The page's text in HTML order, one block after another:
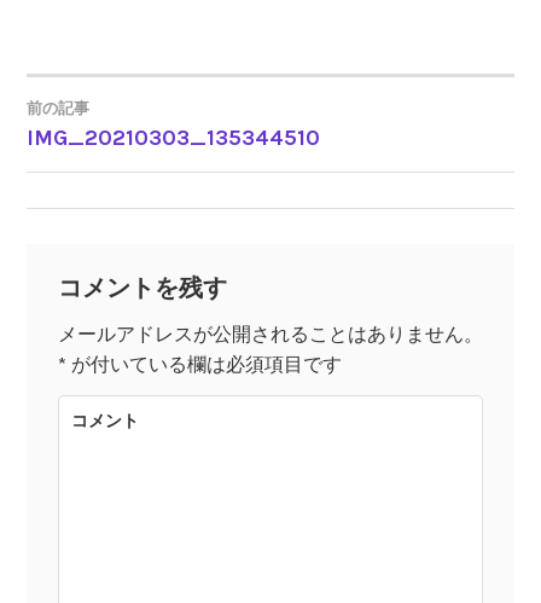
投
稿
ナ
ビ
ゲ
前の記事
IMG_20210303_135344510
コメントを残す
メールアドレスが公開されることはありません。
* が付いている欄は必須項目です
コメント